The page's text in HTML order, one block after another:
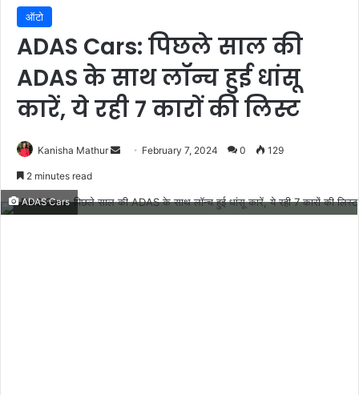
ऑटो
ADAS Cars: पिछले साल की
ADAS के साथ लॉन्च हुई धांसू
कारें, ये रही 7 कारों की लिस्ट
Kanisha Mathur
Send February 7, 2024 0 129
2 minutes read
ADAS Cars